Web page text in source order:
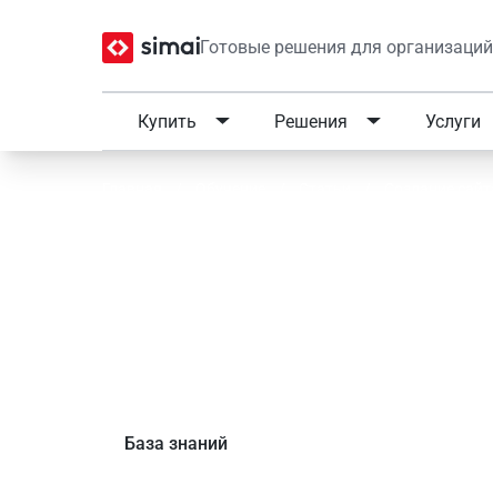
Готовые решения для организаций
Купить Решения Услуги
База знаний